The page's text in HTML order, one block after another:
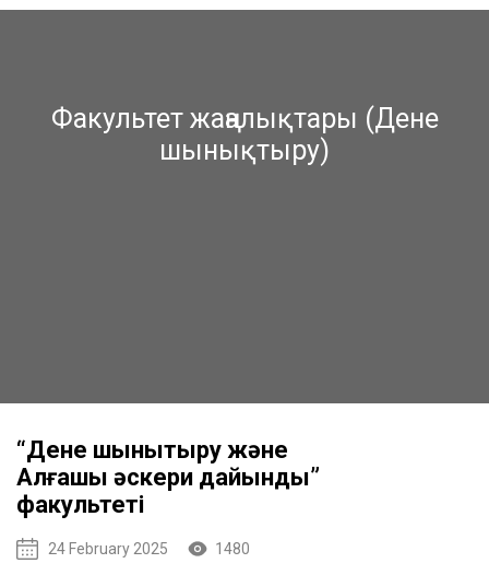
Факультет жаңалықтары (Дене
шынықтыру)
“Дене шынықтыру және
Алғашқы әскери дайындық”
факультеті
24 February 2025 1480